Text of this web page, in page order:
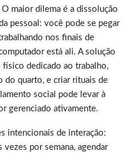
maior dilema é a dissolução
pessoal: você pode se pegar
nos finais de
está ali. A solução
físico dedicado ao trabalho,
do quarto, e criar rituais de
social pode levar à
gerenciado ativamente.
intencionais de interação:
por semana, agendar